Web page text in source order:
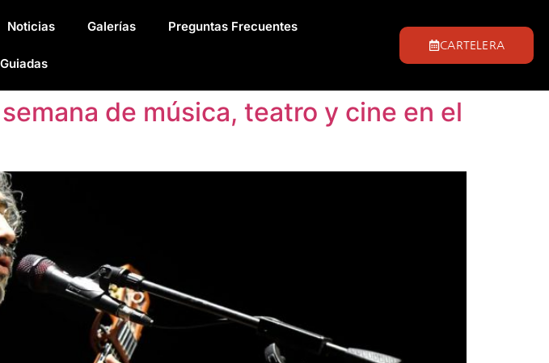
Noticias Galerías Preguntas Frecuentes
CARTELERA
de música, teatro y cine en el